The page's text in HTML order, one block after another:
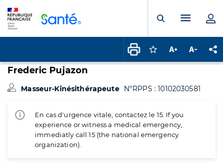
Ouvrir laMenu
Connectez-vous
Augmenter la
Frederic Pujazon
Masseur-Kinésithérapeute N°RPPS : 10102030581
En cas d'urgence vitale, contactez le 15. If you
experience or witness a medical emergency,
immediatly call 15 (the national emergency
organization).